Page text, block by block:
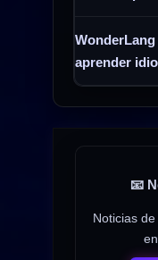
aprender
📧
Noticias